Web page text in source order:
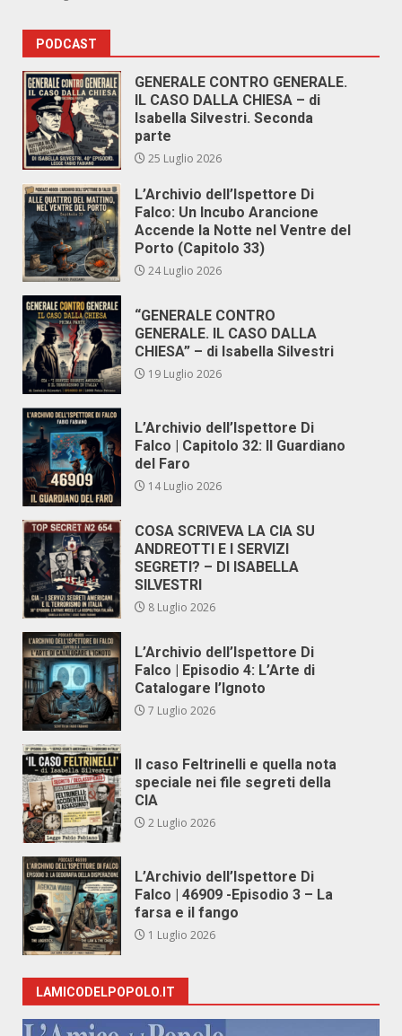
PODCAST
GENERALE CONTRO GENERALE.
IL CASO DALLA CHIESA – di
Isabella Silvestri. Seconda
parte
25 Luglio 2026
L’Archivio dell’Ispettore Di
Falco: Un Incubo Arancione
Accende la Notte nel Ventre del
Porto (Capitolo 33)
24 Luglio 2026
“GENERALE CONTRO
GENERALE. IL CASO DALLA
CHIESA” – di Isabella Silvestri
19 Luglio 2026
L’Archivio dell’Ispettore Di
Falco | Capitolo 32: Il Guardiano
del Faro
14 Luglio 2026
COSA SCRIVEVA LA CIA SU
ANDREOTTI E I SERVIZI
SEGRETI? – DI ISABELLA
SILVESTRI
8 Luglio 2026
L’Archivio dell’Ispettore Di
Falco | Episodio 4: L’Arte di
Catalogare l’Ignoto
7 Luglio 2026
Il caso Feltrinelli e quella nota
speciale nei file segreti della
CIA
2 Luglio 2026
L’Archivio dell’Ispettore Di
Falco | 46909 -Episodio 3 – La
farsa e il fango
1 Luglio 2026
LAMICODELPOPOLO.IT